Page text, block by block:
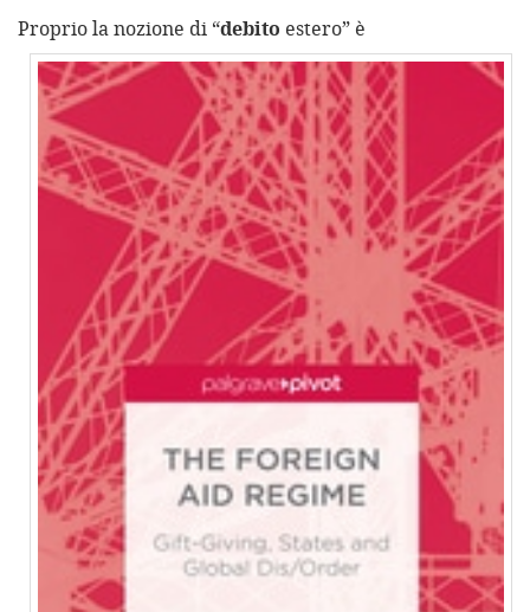
Proprio la nozione di “debito estero” è